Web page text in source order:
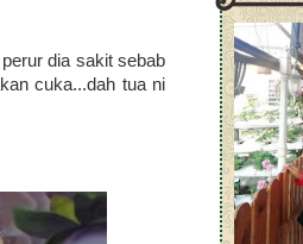
dia sakit sebab
cuka...dah tua ni